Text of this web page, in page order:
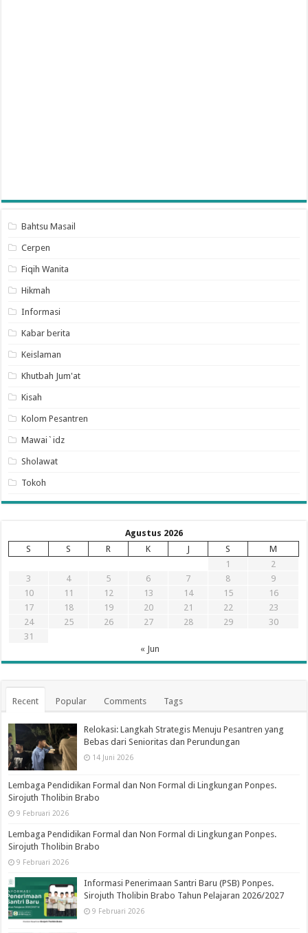
Bahtsu Masail
Cerpen
Fiqih Wanita
Hikmah
Informasi
Kabar berita
Keislaman
Khutbah Jum'at
Kisah
Kolom Pesantren
Mawai`idz
Sholawat
Tokoh
Agustus 2026
S
S R K J S
M
1
2
3
4 5 6 7 8
9
10
11 12 13 14 15
16
17
18 19 20 21 22
23
24
25 26 27 28 29
30
31
« Jun
Recent Popular Comments Tags
Relokasi: Langkah Strategis Menuju Pesantren yang
Bebas dari Senioritas dan Perundungan
14 Juni 2026
Lembaga Pendidikan Formal dan Non Formal di Lingkungan Ponpes.
Sirojuth Tholibin Brabo
9 Februari 2026
Lembaga Pendidikan Formal dan Non Formal di Lingkungan Ponpes.
Sirojuth Tholibin Brabo
9 Februari 2026
Informasi Penerimaan Santri Baru (PSB) Ponpes.
Sirojuth Tholibin Brabo Tahun Pelajaran 2026/2027
9 Februari 2026